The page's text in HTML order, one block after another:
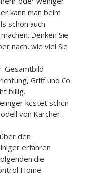
kann man beim
schon auch
Denken Sie
nach, wie viel Sie
Gesamtbild
Griff und Co.
billig.
kostet schon
von Kärcher.
den
erfahren
die
Home